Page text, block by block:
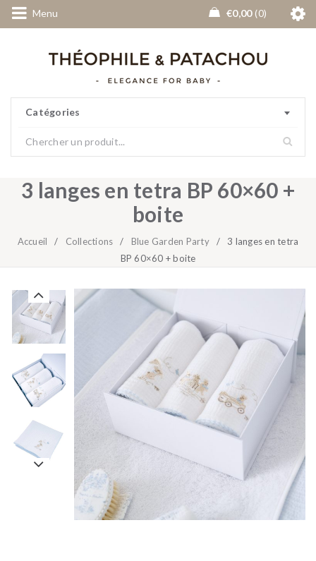
Menu €0,00 0
Catégories
3 langes en tetra BP 60×60 +
boite
Accueil / Collections / Blue Garden Party /
3 langes en tetra
BP 60×60 + boite